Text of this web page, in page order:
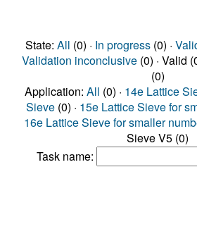
State: All (0) · In progress(0) ·
Validation inconclusive(0) · Valid
(0)
Application: All (0) · 14e Lattice
Sieve (0) · 15e Lattice Sieve for
16e Lattice Sieve for smaller
Sieve V5 (0)
Task name: